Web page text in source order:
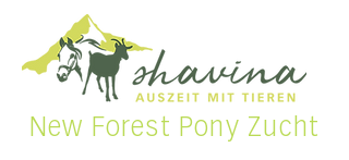
New Forest Pony Zucht